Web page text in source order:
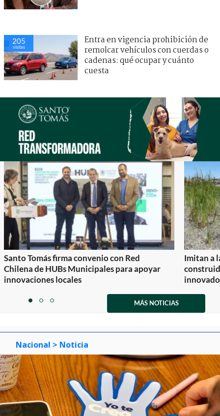
205
visitas
Entra en vigencia prohibición de
remolcar vehículos con cuerdas o
cadenas: qué ocupar y cuánto
cuesta
Santo Tomás firma convenio con Red
Chilena de HUBs Municipales para apoyar
innovaciones locales
Imitan a
itemitemitem
MÁS NOTICIAS
Nacional > Noticia